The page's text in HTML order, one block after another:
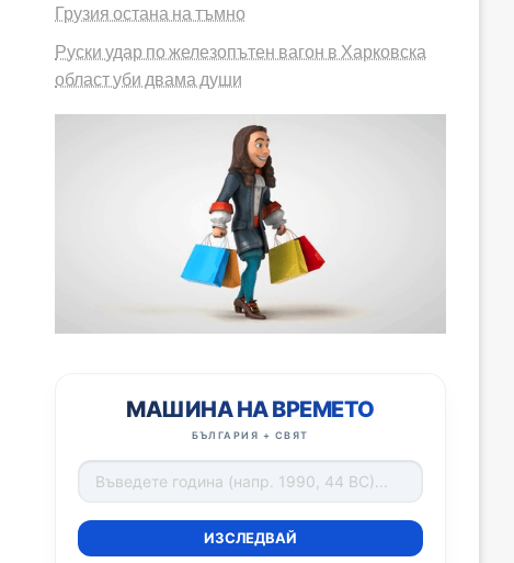
Грузия остана на тъмно
Руски удар по железопътен вагон в Харковска
област уби двама души
МАШИНА НА ВРЕМЕТО
БЪЛГАРИЯ + СВЯТ
ИЗСЛЕДВАЙ